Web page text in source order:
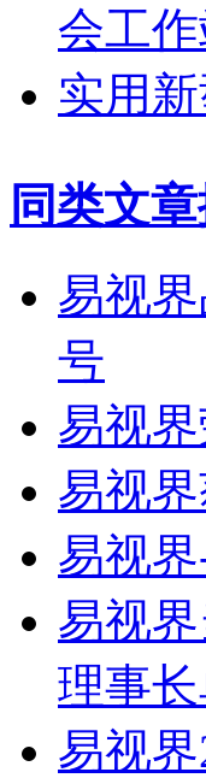
会工
实用
同类文
易视
号
易视
易视
易视
易视
理事
易视